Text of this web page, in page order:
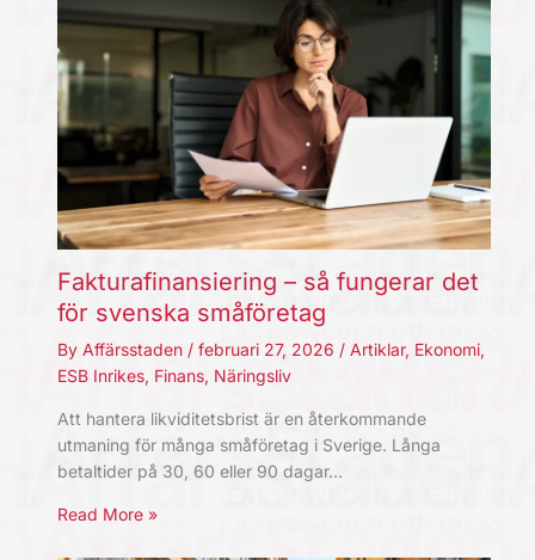
Fakturafinansiering – så fungerar det
för svenska småföretag
By Affärsstaden / februari 27, 2026 / Artiklar, Ekonomi,
ESB Inrikes, Finans, Näringsliv
Att hantera likviditetsbrist är en återkommande
utmaning för många småföretag i Sverige. Långa
betaltider på 30, 60 eller 90 dagar…
Read More »